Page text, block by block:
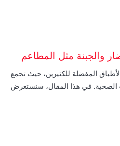
والجبنة مثل المطاعم
المفضلة للكثيرين، حيث تجمع
الصحية. في هذا المقال، سنستعرض